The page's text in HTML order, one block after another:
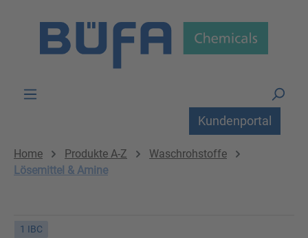
Kundenportal
Home Produkte A-Z
Waschrohstoffe
Lösemittel & Amine
1 IBC